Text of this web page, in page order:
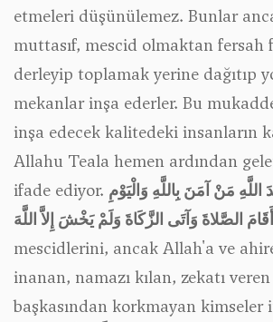
etmeleri düşünülemez. Bunlar
muttasıf, mescid olmaktan fersah
derleyip toplamak yerine dağıtıp
mekanlar inşa ederler. Bu
inşa edecek kalitedeki insanların
Allahu Teala hemen ardından
ifade ediyor. مَنْ آمَنَ بِاللَّهِ وَالْيَوْمِ
الصَّلاةَ وَآتَى الزَّكَاةَ وَلَمْ يَخْشَ إِلاَّ اللَّهَ
mescidlerini, ancak Allah'a ve
inanan, namazı kılan, zekatı
başkasından korkmayan kimseler